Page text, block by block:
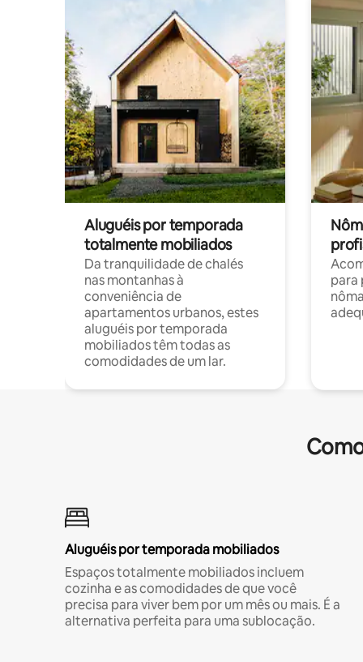
Aluguéis por temporada
totalmente mobiliados
Da tranquilidade de chalés
nas montanhas à
conveniência de
apartamentos urbanos, estes
aluguéis por temporada
mobiliados têm todas as
comodidades de um lar.
para
Aluguéis por temporada mobiliados
Espaços totalmente mobiliados incluem
cozinha e as comodidades de que você
precisa para viver bem por um mês ou mais. É a
alternativa perfeita para uma sublocação.